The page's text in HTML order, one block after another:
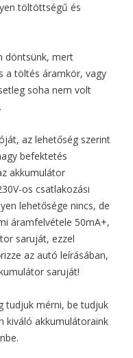
töltöttségű és
döntsünk, mert
a töltés áramkör, vagy
soha nem volt
az lehetőség szerint
befektetés
akkumulátor
os csatlakozási
lehetősége nincs, de
áramfelvétele 50mA+,
saruját, ezzel
az autó leírásában,
saruját!
tudjuk mérni, be tudjuk
kiváló akkumulátoraink